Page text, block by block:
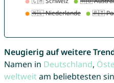
Neugierig auf weitere
Namen in Deutschland,
weltweitam beliebtesten